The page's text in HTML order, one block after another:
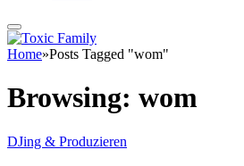
Home»Posts Tagged "wom"
Browsing: wom
DJing & Produzieren